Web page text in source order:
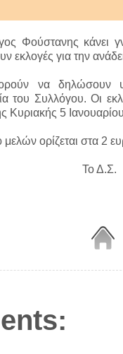
Φούστανης κάνει
εκλογές για την
να δηλώσουν
του Συλλόγου. Οι
Κυριακής 5
ορίζεται στα 2
Το Δ.Σ.